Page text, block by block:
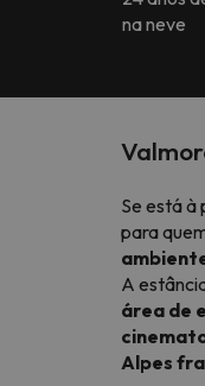
na neve
Se está à
para
A
área de
Alpes